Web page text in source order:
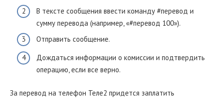
В тексте сообщения ввести команду #перевод и
сумму перевода (например, «#перевод 100»).
Отправить сообщение.
Дождаться информации о комиссии и подтвердить
операцию, если все верно.
За перевод на телефон Теле2 придется заплатить